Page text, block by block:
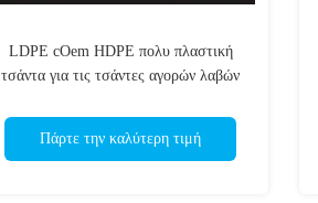
LDPE cOem HDPE πολυ πλαστική
τσάντα για τις τσάντες αγορών λαβών
Πάρτε την καλύτερη τιμή